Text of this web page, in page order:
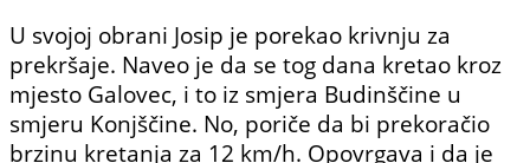
U svojoj obrani Josip je porekao krivnju za
prekršaje. Naveo je da se tog dana kretao kroz
mjesto Galovec, i to iz smjera Budinščine u
smjeru Konjščine. No, poriče da bi prekoračio
brzinu kretanja za 12 km/h. Opovrgava i da je